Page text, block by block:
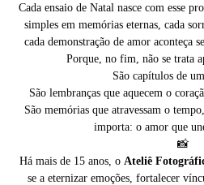
Cada ensaio de Natal nasce com esse
simples em memórias eternas, cada
cada demonstração de amor aconteça
Porque, no fim, não se trata
São capítulos de
São lembranças que aquecem o
São memórias que atravessam o
importa: o amor que
📸
Há mais de 15 anos, o Ateliê
se a eternizar emoções, fortalecer